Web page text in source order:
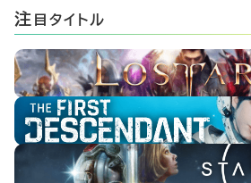
注 目タイトル